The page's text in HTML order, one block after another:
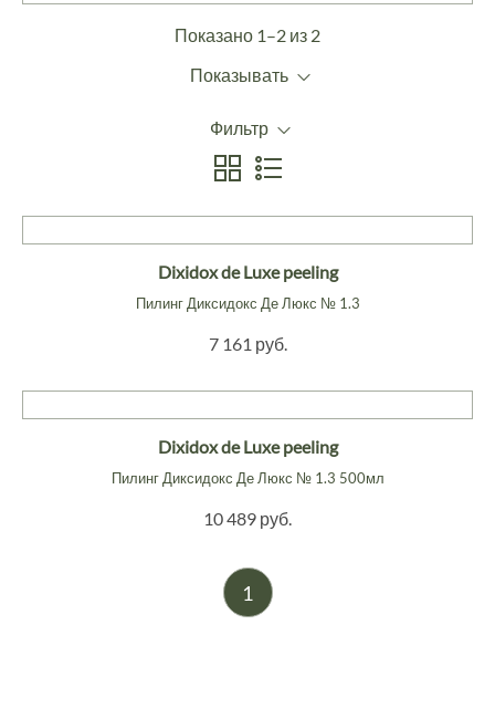
Показано 1–2 из 2
Показывать
Фильтр
Dixidox de Luxe peeling
Пилинг Диксидокс Де Люкс № 1.3
7 161 руб.
Dixidox de Luxe peeling
Пилинг Диксидокс Де Люкс № 1.3 500мл
10 489 руб.
1